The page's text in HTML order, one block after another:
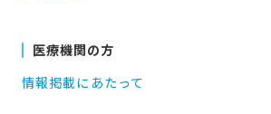
医療機関の方
情報掲載にあたって